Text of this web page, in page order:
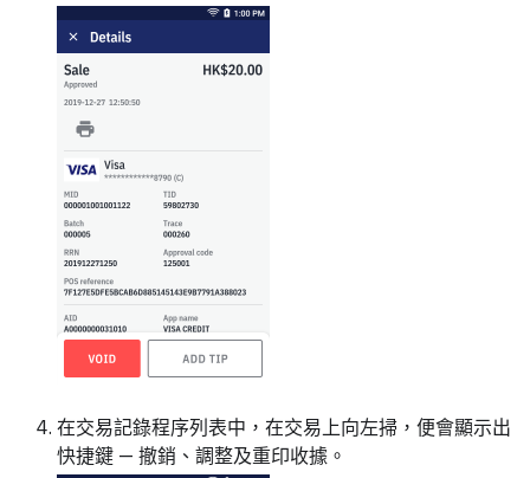
在交易記錄程序列表中，在交易上向左掃，便會顯示出
快捷鍵 — 撤銷、調整及重印收據。